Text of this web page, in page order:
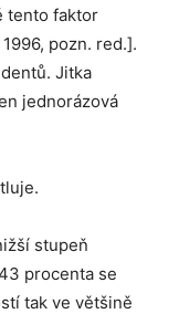
tento faktor
pozn. red.].
Jitka
jednorázová
stupeň
procenta se
tak ve většině